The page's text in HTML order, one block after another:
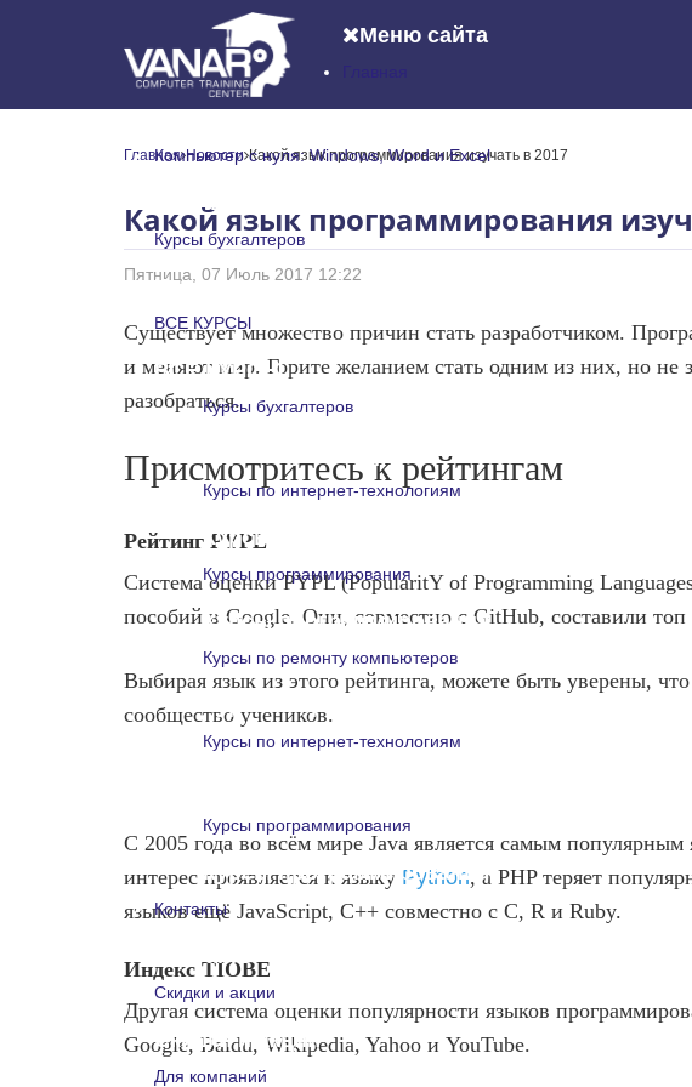
Меню сайта
Компьютер с нуля: Windows, Word и Excel
Компьютер с нуля: Windows, Word и Excel
Курсы бухгалтеров
Курсы бухгалтеров
ВСЕ КУРСЫ
ВСЕ КУРСЫ
Курсы бухгалтеров
Курсы по интернет-технологиям
Курсы по интернет-технологиям
Курсы программирования
Курсы программирования
Курсы по ремонту компьютеров
Курсы по интернет-технологиям
Курсы программирования
Курсы программирования
Контакты
Контакты
Скидки и акции
Скидки и акции
Для компаний
Главная Новости Какой язык программирования изучать в 2017
Какой язык программирования
Пятница, 07 Июль 2017 12:22
Существует множество причин стать разработчиком.
и меняют мир. Горите желанием стать одним из них, но не
разобраться.
Присмотритесь к рейтингам
Рейтинг PYPL
Система оценки PYPL (PopularitY of Programming
пособий в Google. Они, совместно с GitHub, составили
Выбирая язык из этого рейтинга, можете быть уверены,
сообщество учеников.
С 2005 года во всём мире Java является самым
интерес проявляется к языку Python, а PHP теряет
языков ещё JavaScript, C++ совместно с C, R и Ruby.
Индекс TIOBE
Другая система оценки популярности языков
Google, Baidu, Wikipedia, Yahoo и YouTube.